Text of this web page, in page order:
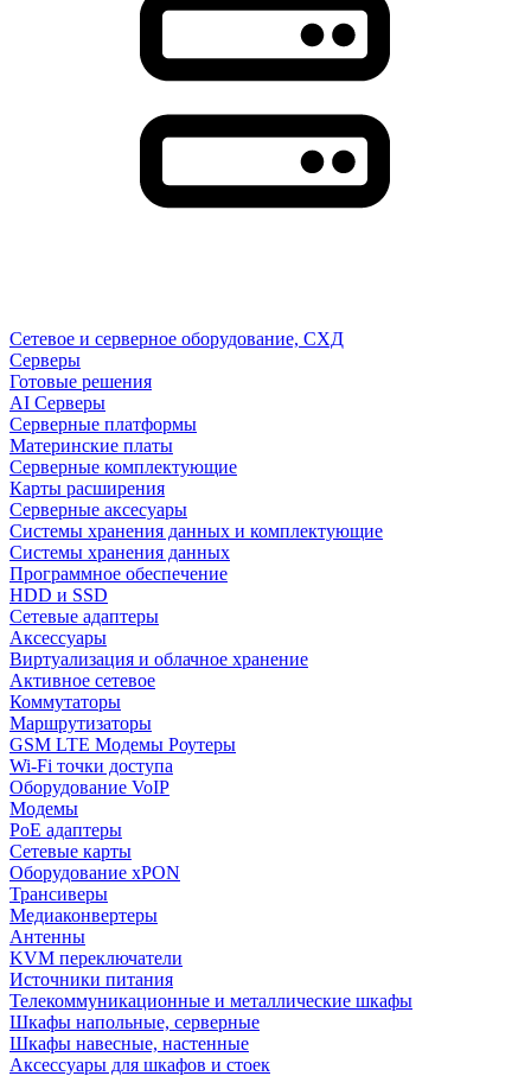
Сетевое и серверное оборудование, СХД
Cерверы
Готовые решения
AI Серверы
Серверные платформы
Материнские платы
Серверные комплектующие
Карты расширения
Серверные аксесуары
Системы хранения данных и комплектующие
Системы хранения данных
Программное обеспечение
HDD и SSD
Сетевые адаптеры
Аксессуары
Виртуализация и облачное хранение
Активное сетевое
Коммутаторы
Маршрутизаторы
GSM LTE Модемы Роутеры
Wi-Fi точки доступа
Оборудование VoIP
Модемы
PoE адаптеры
Сетевые карты
Оборудование xPON
Трансиверы
Медиаконвертеры
Антенны
KVM переключатели
Источники питания
Телекоммуникационные и металлические шкафы
Шкафы напольные, серверные
Шкафы навесные, настенные
Аксессуары для шкафов и стоек